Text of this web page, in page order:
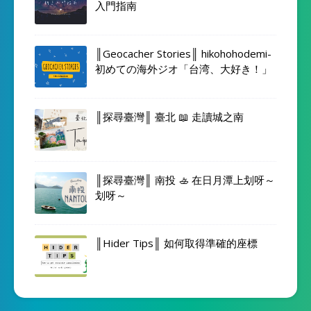
入門指南
║Geocacher Stories║ hikohohodemi-
初めての海外ジオ「台湾、大好き！」
║探尋臺灣║ 臺北 📖 走讀城之南
║探尋臺灣║ 南投 🚣 在日月潭上划呀～
划呀～
║Hider Tips║ 如何取得準確的座標